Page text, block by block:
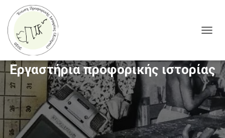
Εργαστήρια προφορικής ιστορίας